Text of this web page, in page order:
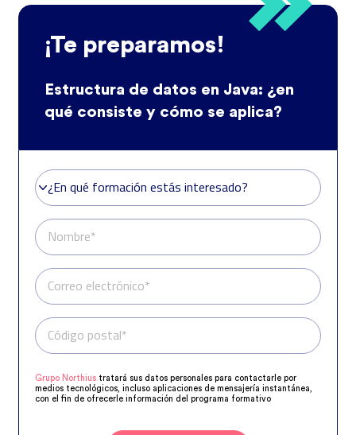
¡Te preparamos!
Estructura de datos en Java: ¿en
qué consiste y cómo se aplica?
¿En qué formación estás interesado?
¿En qué formación estás interesado?
Nombre*
Correo electrónico*
Teléfono*
Código postal*
Grupo Northius tratará sus datos personales para contactarle por
medios tecnológicos, incluso aplicaciones de mensajería instantánea,
con el fin de ofrecerle información del programa formativo
correspondiente. Compartiremos su solicitud con las empresas que